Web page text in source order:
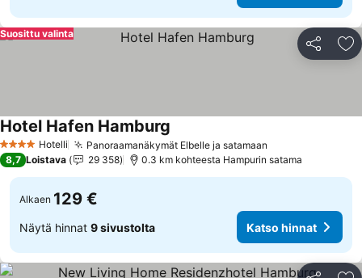
Jaa
Suosittu valinta
4 Tähtiluokitus
Hotelli Panoraamanäkymät Elbelle ja satamaan
Hotel Hafen Hamburg
8,7 Loistava 29 358 0.3 km kohteesta Hampurin satama
Alkaen 129 €
Näytä hinnat 9 sivustolta Katso hinnat